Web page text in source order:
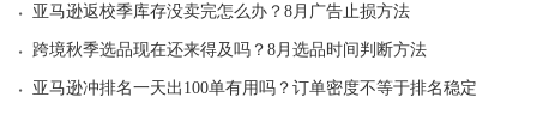
· 亚马逊返校季库存没卖完怎么办？8月广告止损方法
· 跨境秋季选品现在还来得及吗？8月选品时间判断方法
· 亚马逊冲排名一天出100单有用吗？订单密度不等于排名稳定